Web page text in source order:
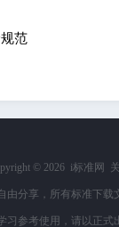
范
© 2026 i标准网
由分享，所有标准下
习参考使用，请以正